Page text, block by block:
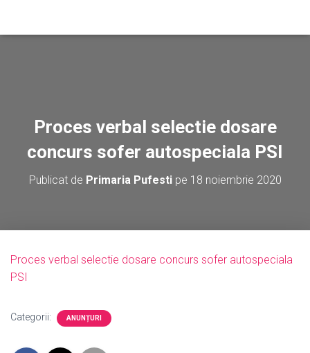
Proces verbal selectie dosare
concurs sofer autospeciala PSI
Publicat de Primaria Pufestipe 18 noiembrie 2020
Proces verbal selectie dosare concurs sofer autospeciala
PSI
Categorii: ANUNȚURI